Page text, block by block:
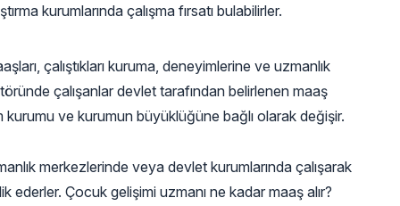
kurumlarında çalışma fırsatı bulabilirler.
çalıştıkları kuruma, deneyimlerine ve uzmanlık
çalışanlar devlet tarafından belirlenen maaş
ve kurumun büyüklüğüne bağlı olarak değişir.
merkezlerinde veya devlet kurumlarında çalışarak
ederler. Çocuk gelişimi uzmanı ne kadar maaş alır?